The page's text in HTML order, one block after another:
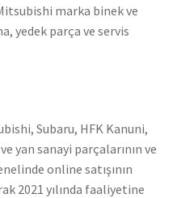
marka binek ve
yedek parça ve servis
Subaru, HFK Kanuni,
yan sanayi parçalarının ve
online satışının
2021 yılında faaliyetine